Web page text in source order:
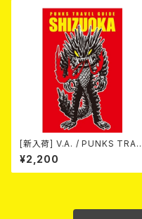
[新入荷] V.A. / PUNKS TRAV
EL GUIDE SHIZUOKA (カセッ
ト)
¥2,200